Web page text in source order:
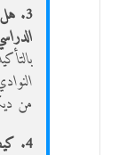
3.
من
4.